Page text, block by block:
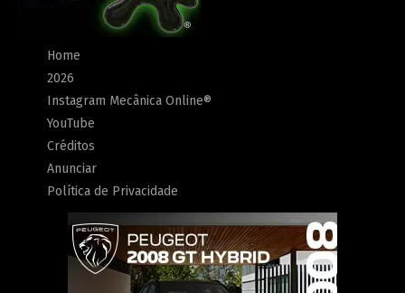
Home
2026
Instagram Mecânica Online®
YouTube
Créditos
Anunciar
Política de Privacidade